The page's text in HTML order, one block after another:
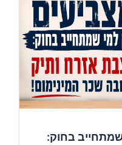
בחוק: